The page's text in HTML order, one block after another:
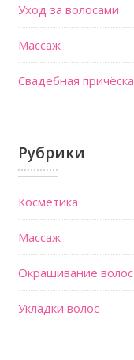
Уход за волосами
Массаж
Свадебная причёска
Рубрики
Косметика
Массаж
Окрашивание волос
Укладки волос